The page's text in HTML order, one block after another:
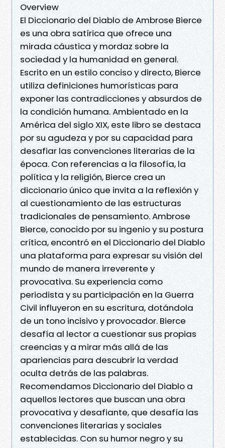
Overview
El Diccionario del Diablo de Ambrose Bierce
es una obra satírica que ofrece una
mirada cáustica y mordaz sobre la
sociedad y la humanidad en general.
Escrito en un estilo conciso y directo, Bierce
utiliza definiciones humorísticas para
exponer las contradicciones y absurdos de
la condición humana. Ambientado en la
América del siglo XIX, este libro se destaca
por su agudeza y por su capacidad para
desafiar las convenciones literarias de la
época. Con referencias a la filosofía, la
política y la religión, Bierce crea un
diccionario único que invita a la reflexión y
al cuestionamiento de las estructuras
tradicionales de pensamiento. Ambrose
Bierce, conocido por su ingenio y su postura
crítica, encontró en el Diccionario del Diablo
una plataforma para expresar su visión del
mundo de manera irreverente y
provocativa. Su experiencia como
periodista y su participación en la Guerra
Civil influyeron en su escritura, dotándola
de un tono incisivo y provocador. Bierce
desafía al lector a cuestionar sus propias
creencias y a mirar más allá de las
apariencias para descubrir la verdad
oculta detrás de las palabras.
Recomendamos Diccionario del Diablo a
aquellos lectores que buscan una obra
provocativa y desafiante, que desafía las
convenciones literarias y sociales
establecidas. Con su humor negro y su